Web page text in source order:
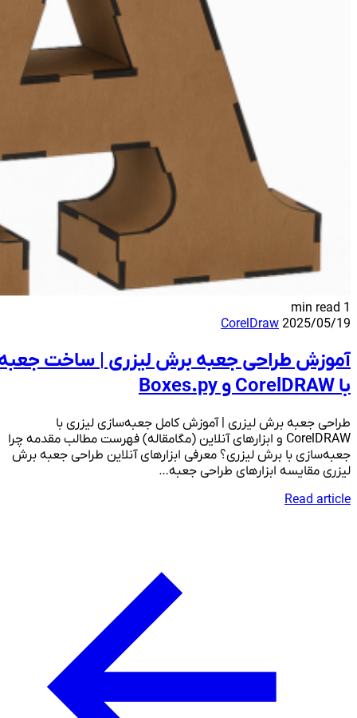
2025/05/19
CorelDraw
آموزش طراحی جعبه برش لیزری | ساخت جعبه
با CorelDRAW و Boxes.py
طراحی جعبه برش لیزری | آموزش کامل جعبه‌سازی لیزری با
CorelDRAW و ابزارهای آنلاین (مگامقاله) فهرست مطالب مقدمه چرا
جعبه‌سازی با برش لیزری؟ معرفی ابزارهای آنلاین طراحی جعبه برش
لیزری مقایسه ابزارهای طراحی جعبه…
Read article